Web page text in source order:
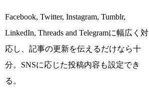
Facebook, Twitter, Instagram, Tumblr,
LinkedIn, Threads and Telegramに幅広く対
応し、記事の更新を伝えるだけなら十
分。SNSに応じた投稿内容も設定でき
る。